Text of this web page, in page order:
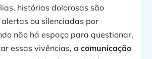
histórias dolorosas são
ou silenciadas por
não há espaço para questionar,
essas vivências, acomunicação